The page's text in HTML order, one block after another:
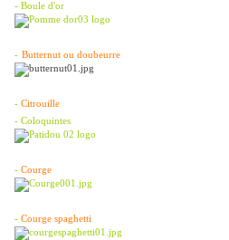
- Boule d'or
- Butternut ou doubeurre
- Citrouille
- Coloquintes
- Courge
- Courge spaghetti